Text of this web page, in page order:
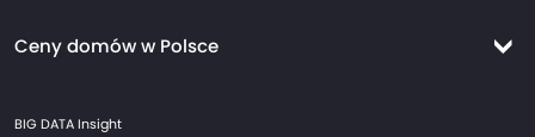
Ceny mieszkań Kraków
Ceny domów w Polsce
Ceny domów Kraków
BIG DATA Insight